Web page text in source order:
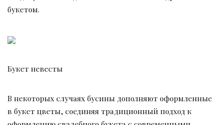
букетом.
Букет невесты
В некоторых случаях бусины дополняют оформленные
в букет цветы, соединяя традиционный подход к